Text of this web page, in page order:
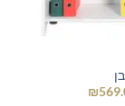
₪המחיר